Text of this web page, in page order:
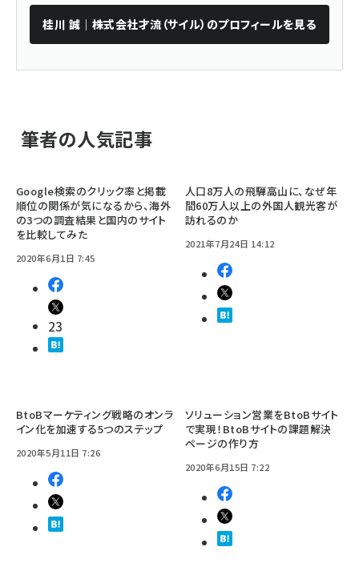
桂川 誠｜株式会社才流（サイル） のプロフィールを見る
筆者の人気記事
Google検索のクリック率と掲載
順位の関係が気になるから、海外
の3つの調査結果と国内のサイト
を比較してみた
2020年6月1日 7:45
23
人口8万人の飛騨高山に、なぜ年
間60万人以上の外国人観光客が
訪れるのか
2021年7月24日 14:12
BtoBマーケティング戦略のオンラ
イン化を加速する5つのステップ
2020年5月11日 7:26
ソリューション営業をBtoBサイト
で実現！BtoBサイトの課題解決
ページの作り方
2020年6月15日 7:22